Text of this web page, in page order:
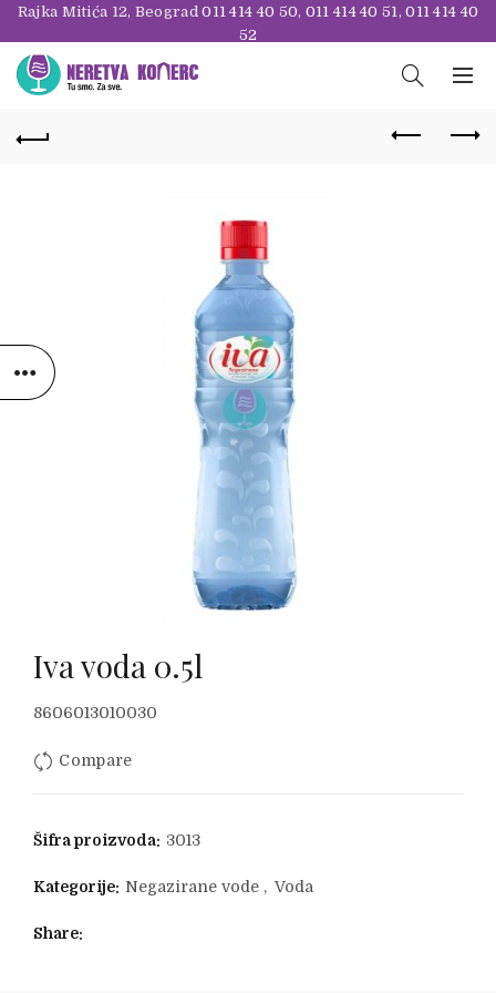
Rajka Mitića 12, Beograd011 414 40 50, 011 414 40 51,011 414 40
52
Iva voda 0.5l
8606013010030
Compare
Šifra proizvoda: 3013
Kategorije: Negazirane vode , Voda
Share